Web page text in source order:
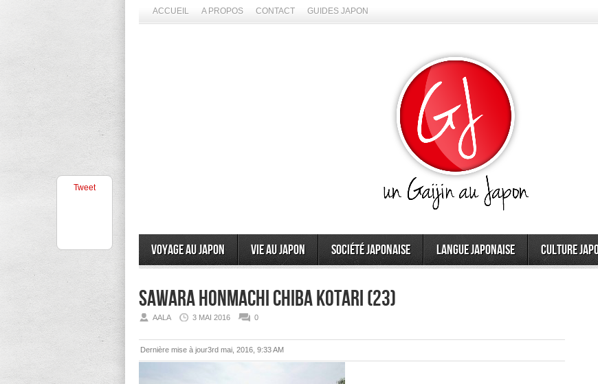
ACCUEIL A PROPOS CONTACT GUIDES JAPON
Voyage au Japon Vie au Japon Société japonaise Langue japonaise Culture
Sawara Honmachi Chiba Kotari (23)
AALA 3 MAI 2016 0
Dernière mise à jour3rd mai, 2016, 9:33 AM
Tweet